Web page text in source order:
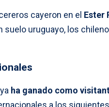
cayeron en el Ester
suelo uruguayo, los
ha ganado como
a los